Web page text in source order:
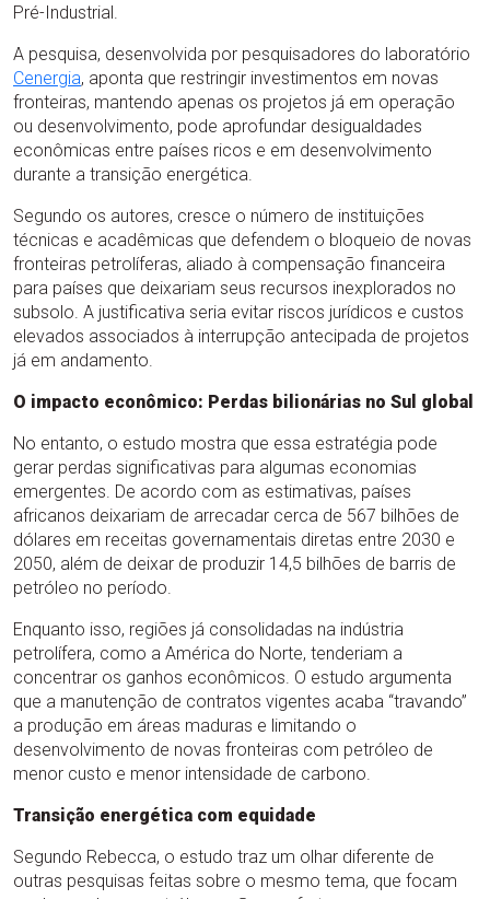
Pré-Industrial.
A pesquisa, desenvolvida por pesquisadores do laboratório
Cenergia, aponta que restringir investimentos em novas
fronteiras, mantendo apenas os projetos já em operação
ou desenvolvimento, pode aprofundar desigualdades
econômicas entre países ricos e em desenvolvimento
durante a transição energética.
Segundo os autores, cresce o número de instituições
técnicas e acadêmicas que defendem o bloqueio de novas
fronteiras petrolíferas, aliado à compensação financeira
para países que deixariam seus recursos inexplorados no
subsolo. A justificativa seria evitar riscos jurídicos e custos
elevados associados à interrupção antecipada de projetos
já em andamento.
O impacto econômico: Perdas bilionárias no Sul global
No entanto, o estudo mostra que essa estratégia pode
gerar perdas significativas para algumas economias
emergentes. De acordo com as estimativas, países
africanos deixariam de arrecadar cerca de 567 bilhões de
dólares em receitas governamentais diretas entre 2030 e
2050, além de deixar de produzir 14,5 bilhões de barris de
petróleo no período.
Enquanto isso, regiões já consolidadas na indústria
petrolífera, como a América do Norte, tenderiam a
concentrar os ganhos econômicos. O estudo argumenta
que a manutenção de contratos vigentes acaba “travando”
a produção em áreas maduras e limitando o
desenvolvimento de novas fronteiras com petróleo de
menor custo e menor intensidade de carbono.
Transição energética com equidade
Segundo Rebecca, o estudo traz um olhar diferente de
outras pesquisas feitas sobre o mesmo tema, que focam